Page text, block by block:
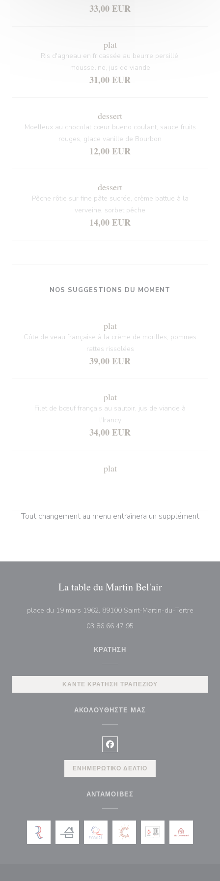
33,00 EUR
plat
Ris d'agneau en fricassée au beurre persillé,
mousseline, jus de viande
31,00 EUR
dessert
Moelleux au chocolat cœur bueno coulant, sauce fruits
rouges, glace vanille de Bourbon
12,00 EUR
dessert
Pêche rôtie sur fine pâte sucrée, crème battue à la
verveine, sorbet pêche
14,00 EUR
NOS SUGGESTIONS DU MOMENT
plat
Côte de veau française à la crème de morilles, pommes
rattes rissolées
39,00 EUR
plat
Filet de bœuf français au sautoir, jus de viande à
l'Irancy
34,00 EUR
plat
Tout changement au menu entraînera un supplément
La table du Martin Bel'air
place du 19 mars 1962, 89100 Saint-Martin-du-Tertre
03 86 66 47 95
ΚΡΆΤΗΣΗ
ΚΆΝΤΕ ΚΡΆΤΗΣΗ ΤΡΑΠΕΖΙΟΎ
ΑΚΟΛΟΥΘΉΣΤΕ ΜΑΣ
Facebook ((ανοίγει σε νέο
ΕΝΗΜΕΡΩΤΙΚΌ ΔΕΛΤΊΟ
ΑΝΤΑΜΟΙΒΈΣ